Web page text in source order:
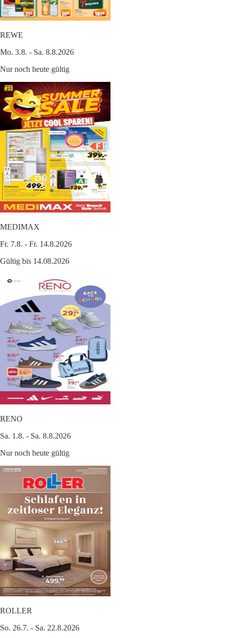
REWE
Mo. 3.8. - Sa. 8.8.2026
Nur noch heute gültig
MEDIMAX
Fr. 7.8. - Fr. 14.8.2026
Gültig bis 14.08.2026
RENO
Sa. 1.8. - Sa. 8.8.2026
Nur noch heute gültig
ROLLER
So. 26.7. - Sa. 22.8.2026